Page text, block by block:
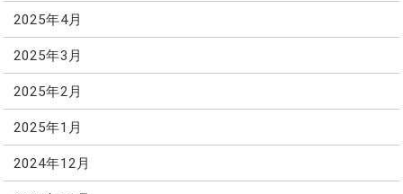
2025年4月
2025年3月
2025年2月
2025年1月
2024年12月